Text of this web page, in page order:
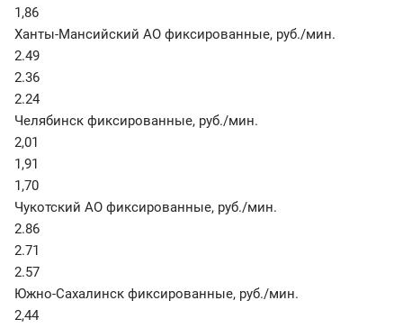
1,86
Ханты-Мансийский АО фиксированные, руб./мин.
2.49
2.36
2.24
Челябинск фиксированные, руб./мин.
2,01
1,91
1,70
Чукотский АО фиксированные, руб./мин.
2.86
2.71
2.57
Южно-Сахалинск фиксированные, руб./мин.
2,44